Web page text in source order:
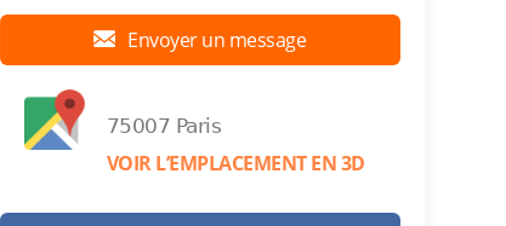
Envoyer un message
75007 Paris
VOIR L’EMPLACEMENT EN 3D